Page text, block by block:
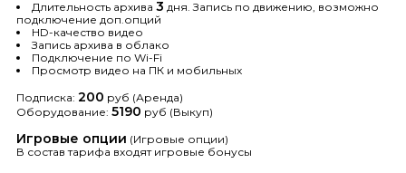
Длительность архива 3 дня. Запись по движению, возможно
подключение доп.опций
HD-качество видео
Запись архива в облако
Подключение по Wi-Fi
Просмотр видео на ПК и мобильных
Подписка: 200 руб (Аренда)
Оборудование: 5190 руб (Выкуп)
Игровые опции (Игровые опции)
В состав тарифа входят игровые бонусы